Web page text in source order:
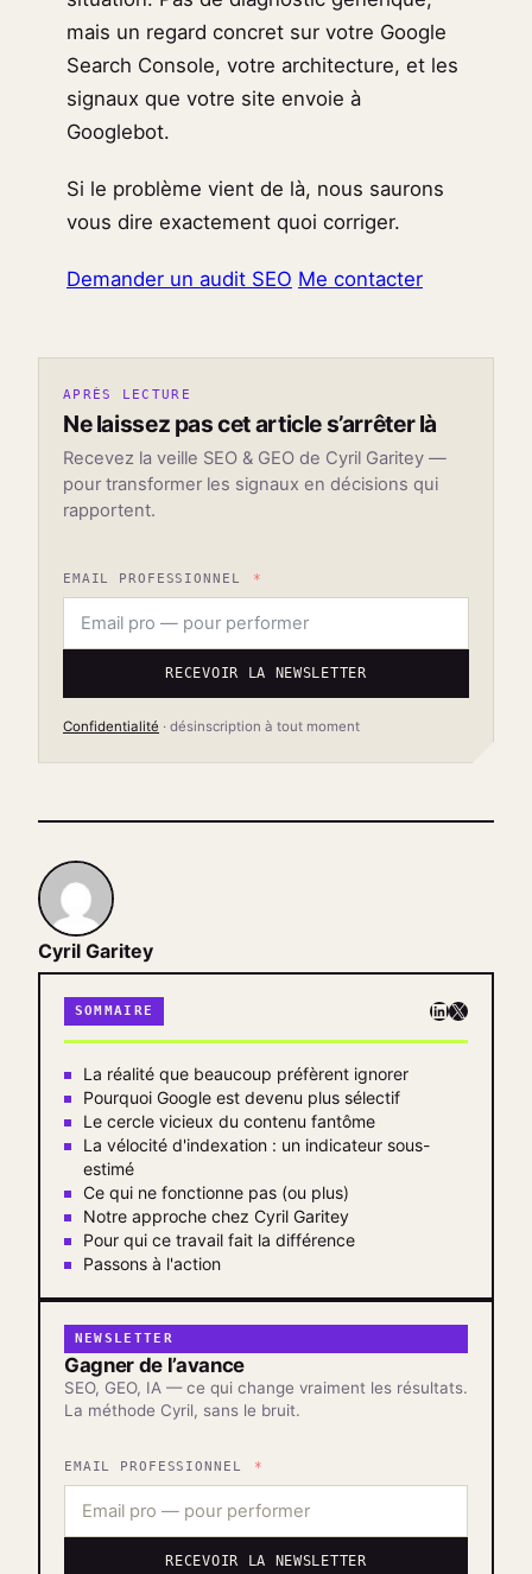
mais un regard concret sur votre Google
Search Console, votre architecture, et les
signaux que votre site envoie à
Googlebot.
Si le problème vient de là, nous saurons
vous dire exactement quoi corriger.
Demander un audit SEO Me contacter
APRÈS LECTURE
Ne laissez pas cet article s’arrêter là
Recevez la veille SEO & GEO de Cyril Garitey —
pour transformer les signaux en décisions qui
rapportent.
EMAIL PROFESSIONNEL
RECEVOIR LA NEWSLETTER
Confidentialité · désinscription à tout moment
Cyril Garitey
SOMMAIRE LinkedIn X
La réalité que beaucoup préfèrent ignorer
Pourquoi Google est devenu plus sélectif
Le cercle vicieux du contenu fantôme
La vélocité d'indexation : un indicateur sous-
estimé
Ce qui ne fonctionne pas (ou plus)
Notre approche chez Cyril Garitey
Pour qui ce travail fait la différence
Passons à l'action
NEWSLETTER
Gagner de l’avance
SEO, GEO, IA — ce qui change vraiment les résultats.
La méthode Cyril, sans le bruit.
EMAIL PROFESSIONNEL
RECEVOIR LA NEWSLETTER